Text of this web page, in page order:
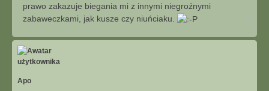
prawo zakazuje biegania mi z innymi niegroźnymi
zabaweczkami, jak kusze czy niuńciaku.
Apo